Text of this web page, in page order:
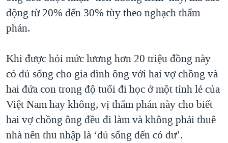
động từ 20% đến 30% tùy theo nghạch thẩm
phán.
Khi được hỏi mức lương hơn 20 triệu đồng này
có đủ sống cho gia đình ông với hai vợ chồng và
hai đứa con trong độ tuổi đi học ở một tỉnh lẻ của
Việt Nam hay không, vị thẩm phán này cho biết
hai vợ chồng ông đều đi làm và không phải thuê
nhà nên thu nhập là ‘đủ sống đến có dư’.